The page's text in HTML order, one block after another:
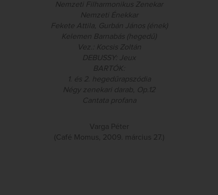
Nemzeti Filharmonikus Zenekar
Nemzeti Énekkar
Fekete Attila, Gurbán János (ének)
Kelemen Barnabás (hegedű)
Vez.: Kocsis Zoltán
DEBUSSY: Jeux
BARTÓK:
1. és 2. hegedűrapszódia
Négy zenekari darab, Op.12
Cantata profana
Varga Péter
(Café Momus, 2009. március 27.)